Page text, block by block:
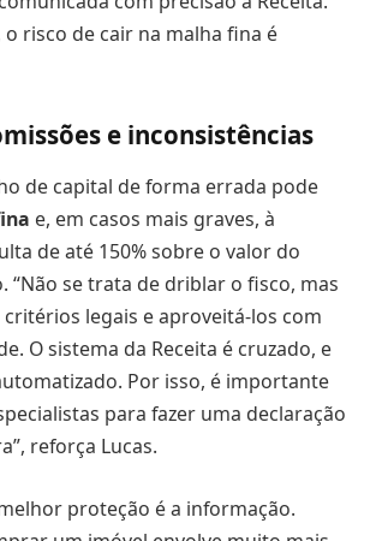
risco de cair na malha fina é
e inconsistências
de capital de forma errada pode
e, em casos mais graves, à
de até 150% sobre o valor do
“Não se trata de driblar o fisco, mas
legais e aproveitá-los com
O sistema da Receita é cruzado, e
Por isso, é importante
para fazer uma declaração
reforça Lucas.
proteção é a informação.